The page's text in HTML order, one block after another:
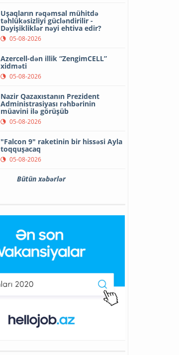
Uşaqların rəqəmsal mühitdə
təhlükəsizliyi gücləndirilir -
Dəyişikliklər nəyi ehtiva edir?
05-08-2026
Azercell-dən illik “ZengimCELL”
xidməti
05-08-2026
Nazir Qazaxıstanın Prezident
Administrasiyası rəhbərinin
müavini ilə görüşüb
05-08-2026
"Falcon 9" raketinin bir hissəsi Ayla
toqquşacaq
05-08-2026
Bütün xəbərlər